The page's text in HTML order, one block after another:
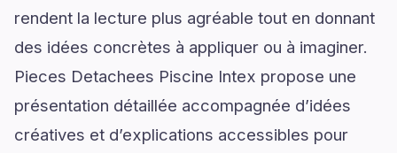
rendent la lecture plus agréable tout en donnant
des idées concrètes à appliquer ou à imaginer.
Pieces Detachees Piscine Intex propose une
présentation détaillée accompagnée d’idées
créatives et d’explications accessibles pour